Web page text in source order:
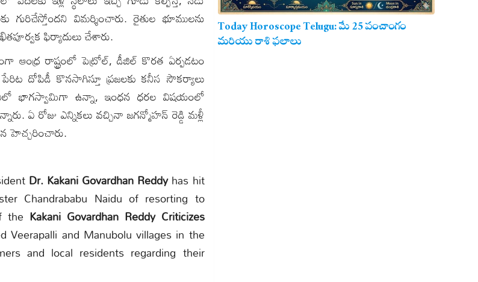
గురిచేస్తోందని విమర్శించారు. రైతుల భూములను
ఫిర్యాదులు చేశారు.
రాష్ట్రంలో పెట్రోల్, డీజిల్ కొరత ఏర్పడటం
దోపిడీ కొనసాగిస్తూ ప్రజలకు కనీస సౌకర్యాలు
భాగస్వామిగా ఉన్నా, ఇంధన ధరల విషయంలో
ఏ రోజు ఎన్నికలు వచ్చినా జగన్మోహన్ రెడ్డి మళ్లీ
హెచ్చరించారు.
Dr. Kakani Govardhan Reddyhas hit
Chandrababu Naidu of resorting to
the Kakani Govardhan Reddy Criticizes
Veerapalli and Manubolu villages in the
and local residents regarding their
Today Horoscope Telugu: మే 25 పంచాంగం
మరియు రాశి ఫలాలు